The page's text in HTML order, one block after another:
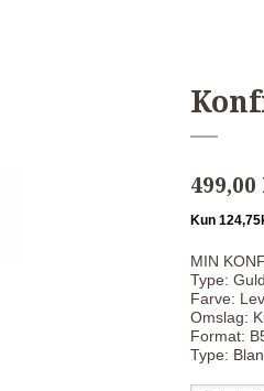
MIN
Type:
Farve:
Omslag:
Format:
Type: